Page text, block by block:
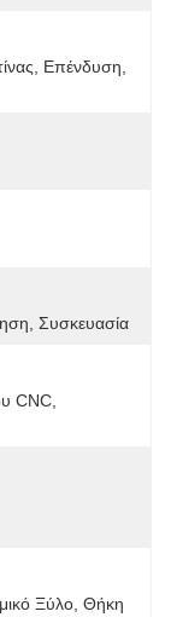
Επένδυση,
Συσκευασία
CNC,
Ξύλο, Θήκη